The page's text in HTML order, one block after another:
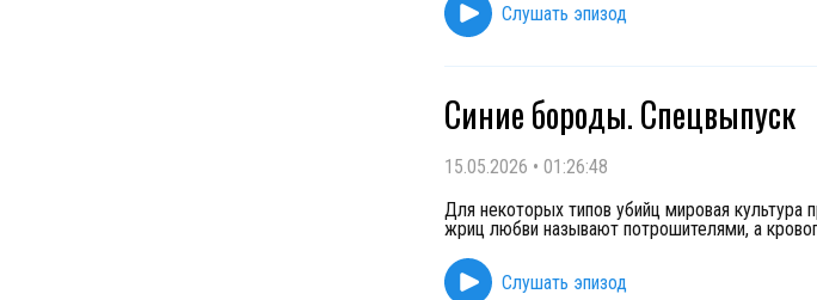
Слушать эпизод
Синие бороды. Спецвыпуск
15.05.2026 • 01:26:48
Для некоторых типов убийц мировая культура
жриц любви называют потрошителями, а
Слушать эпизод